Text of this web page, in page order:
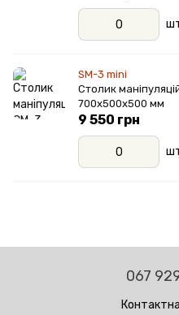
SM-3 mini
Столик
700х500х500 мм
9 550 грн
067